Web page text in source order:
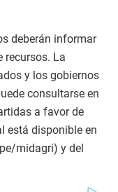
deberán informar
recursos. La
y los gobiernos
consultarse en
a favor de
está disponible en
midagri) y del